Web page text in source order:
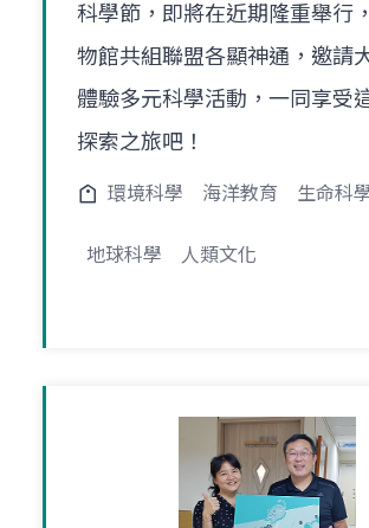
科學節，即將在近期隆重舉行
物館共組聯盟各顯神通，邀請
體驗多元科學活動，一同享受
探索之旅吧！
環境科學 海洋教育 生命科
地球科學 人類文化